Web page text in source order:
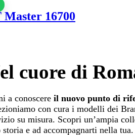
16700
cuore di
a conoscere il nuovo punto di
con cura i modelli dei
su misura. Scopri un’ampia
storia e ad accompagnarti nella tua.